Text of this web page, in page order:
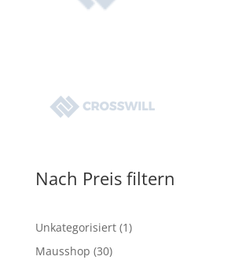
Nach Preis filtern
Unkategorisiert 11
Mausshop 3030